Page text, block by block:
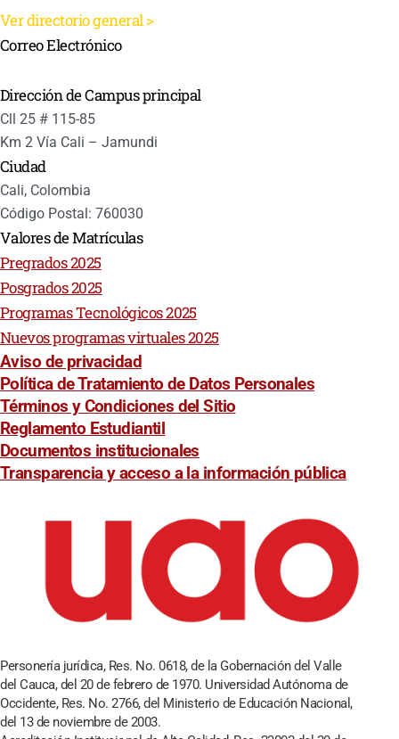
Ver directorio general >
Correo Electrónico
Dirección de Campus principal
Cll 25 # 115-85
Km 2 Vía Cali – Jamundi
Ciudad
Cali, Colombia
Código Postal: 760030
Valores de Matrículas
Pregrados 2025
Posgrados 2025
Programas Tecnológicos 2025
Nuevos programas virtuales 2025
Aviso de privacidad
Política de Tratamiento de Datos Personales
Términos y Condiciones del Sitio
Reglamento Estudiantil
Documentos institucionales
Transparencia y acceso a la información pública
Personería jurídica, Res. No. 0618, de la Gobernación del Valle
del Cauca, del 20 de febrero de 1970. Universidad Autónoma de
Occidente, Res. No. 2766, del Ministerio de Educación Nacional,
del 13 de noviembre de 2003.